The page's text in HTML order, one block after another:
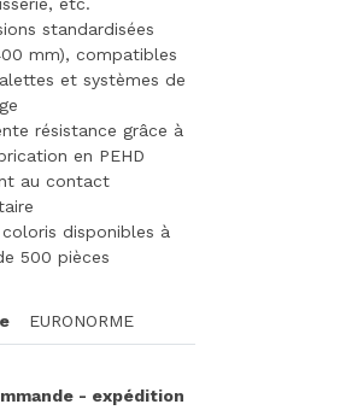
etc.
standardisées
mm), compatibles
et systèmes de
résistance grâce à
en PEHD
au contact
disponibles à
500 pièces
EURONORME
- expédition